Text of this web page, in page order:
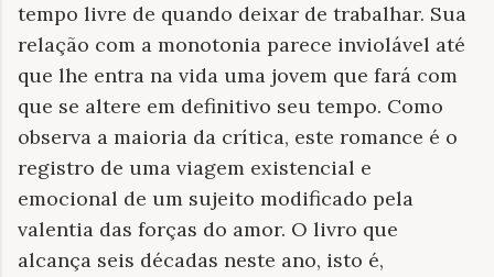
tempo livre de quando deixar de trabalhar. Sua
relação com a monotonia parece inviolável até
que lhe entra na vida uma jovem que fará com
que se altere em definitivo seu tempo. Como
observa a maioria da crítica, este romance é o
registro de uma viagem existencial e
emocional de um sujeito modificado pela
valentia das forças do amor. O livro que
alcança seis décadas neste ano, isto é,